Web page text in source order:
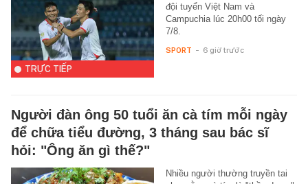
TRỰC TIẾP
đội tuyển Việt Nam và
Campuchia lúc 20h00 tối ngày
7/8.
SPORT - 6 giờ trước
Người đàn ông 50 tuổi ăn cà tím mỗi ngày
để chữa tiểu đường, 3 tháng sau bác sĩ
hỏi: "Ông ăn gì thế?"
Nhiều người thường truyền tai